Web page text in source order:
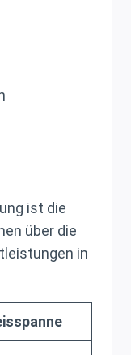
ist die
über die
in